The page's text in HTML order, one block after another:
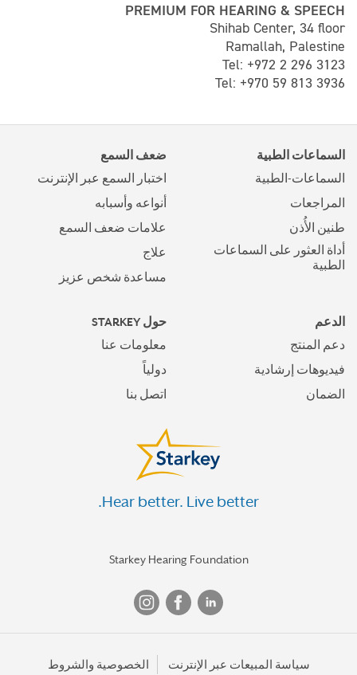
PREMIUM FOR HEARING & SPEECH
Shihab Center, 34 floor
Ramallah, Palestine
Tel: +972 2 296 3123
Tel: +970 59 813 3936
السماعات الطبية
السماعات-الطبية
المراجعات
طنين الأُذن
أداة العثور على السماعات
الطبية
ضعف السمع
اختبار السمع عبر الإنترنت
أنواعه وأسبابه
علامات ضعف السمع
علاج
مساعدة شخص عزيز
الدعم
دعم المنتج
فيديوهات إرشادية
الضمان
حول STARKEY
معلومات عنا
دولياً
اتصل بنا
Hear better. Live better.
Starkey Hearing Foundation
سياسة المبيعات عبر الإنترنت الخصوصية والشروط